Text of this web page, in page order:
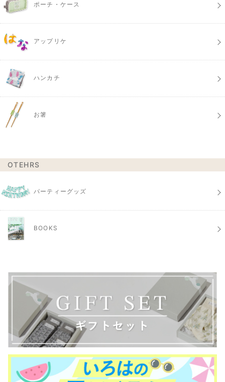
ポーチ・ケース
アップリケ
ハンカチ
お箸
OTEHRS
パーティーグッズ
BOOKS